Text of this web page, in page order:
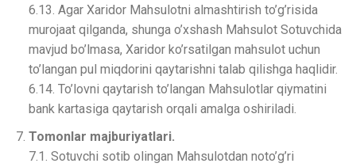
6.13. Agar Xaridor Mahsulotni almashtirish to’g’risida
murojaat qilganda, shunga o’xshash Mahsulot Sotuvchida
mavjud bo’lmasa, Xaridor ko’rsatilgan mahsulot uchun
to’langan pul miqdorini qaytarishni talab qilishga haqlidir.
6.14. To’lovni qaytarish to’langan Mahsulotlar qiymatini
bank kartasiga qaytarish orqali amalga oshiriladi.
Tomonlar majburiyatlari.
7.1. Sotuvchi sotib olingan Mahsulotdan noto’g’ri